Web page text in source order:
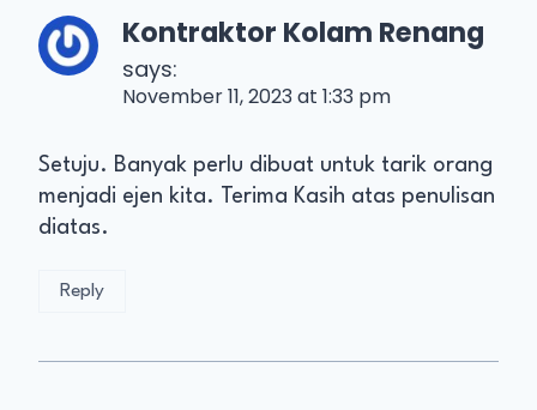
Kontraktor Kolam Renang
says:
November 11, 2023 at 1:33 pm
Setuju. Banyak perlu dibuat untuk tarik orang
menjadi ejen kita. Terima Kasih atas penulisan
diatas.
Reply